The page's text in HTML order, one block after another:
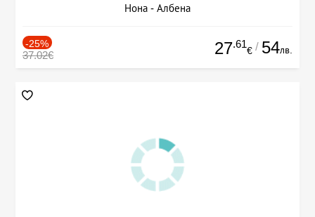
Нона - Албена
-25%
37.02€ 27.61
€ / 54лв.